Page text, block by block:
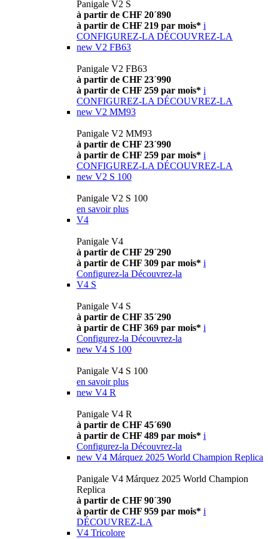
Panigale V2 S
à partir de CHF 20´890
à partir de CHF 219 par mois* i
CONFIGUREZ-LA DÉCOUVREZ-LA
new V2 FB63
Panigale V2 FB63
à partir de CHF 23´990
à partir de CHF 259 par mois* i
CONFIGUREZ-LA DÉCOUVREZ-LA
new V2 MM93
Panigale V2 MM93
à partir de CHF 23´990
à partir de CHF 259 par mois* i
CONFIGUREZ-LA DÉCOUVREZ-LA
new V2 S 100
Panigale V2 S 100
en savoir plus
V4
Panigale V4
à partir de CHF 29´290
à partir de CHF 309 par mois* i
Configurez-la Découvrez-la
V4 S
Panigale V4 S
à partir de CHF 35´290
à partir de CHF 369 par mois* i
Configurez-la Découvrez-la
new V4 S 100
Panigale V4 S 100
en savoir plus
new V4 R
Panigale V4 R
à partir de CHF 45´690
à partir de CHF 489 par mois* i
Configurez-la Découvrez-la
new V4 Márquez 2025 World Champion Replica
Panigale V4 Márquez 2025 World Champion
Replica
à partir de CHF 90´390
à partir de CHF 959 par mois* i
DÉCOUVREZ-LA
V4 Tricolore